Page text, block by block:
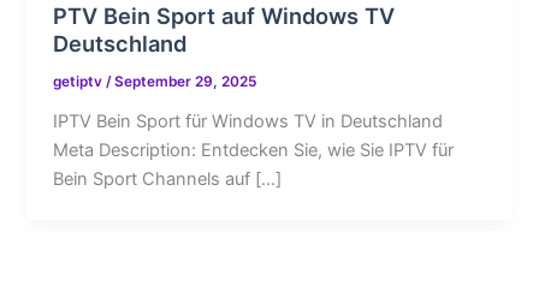
PTV Bein Sport auf Windows TV
Deutschland
getiptv/September 29, 2025
IPTV Bein Sport für Windows TV in Deutschland
Meta Description: Entdecken Sie, wie Sie IPTV für
Bein Sport Channels auf […]